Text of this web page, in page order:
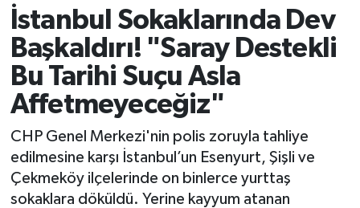
İstanbul Sokaklarında Dev
Başkaldırı! "Saray Destekli
Bu Tarihi Suçu Asla
Affetmeyeceğiz"
CHP Genel Merkezi'nin polis zoruyla tahliye
edilmesine karşı İstanbul’un Esenyurt, Şişli ve
Çekmeköy ilçelerinde on binlerce yurttaş
sokaklara döküldü. Yerine kayyum atanan
Magazin
Siyaset
Spor
Yaşam
Son Dakika Haberleri
Haber Arşivi